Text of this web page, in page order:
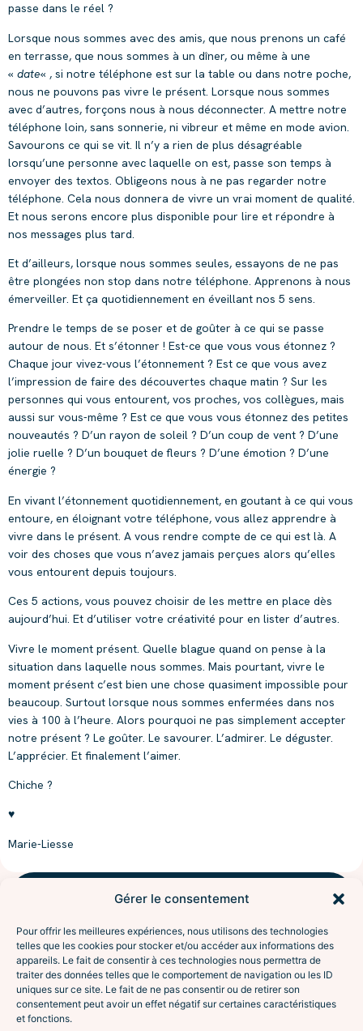
Gérer le consentement
Pour offrir les meilleures expériences, nous utilisons des technologies
telles que les cookies pour stocker et/ou accéder aux informations des
appareils. Le fait de consentir à ces technologies nous permettra de
traiter des données telles que le comportement de navigation ou les ID
uniques sur ce site. Le fait de ne pas consentir ou de retirer son
consentement peut avoir un effet négatif sur certaines caractéristiques
et fonctions.
passe dans le réel ?
Lorsque nous sommes avec des amis, que nous prenons un café
en terrasse, que nous sommes à un dîner, ou même à une
« date« , si notre téléphone est sur la table ou dans notre poche,
nous ne pouvons pas vivre le présent. Lorsque nous sommes
avec d’autres, forçons nous à nous déconnecter. A mettre notre
téléphone loin, sans sonnerie, ni vibreur et même en mode avion.
Savourons ce qui se vit. Il n’y a rien de plus désagréable
lorsqu’une personne avec laquelle on est, passe son temps à
envoyer des textos. Obligeons nous à ne pas regarder notre
téléphone. Cela nous donnera de vivre un vrai moment de qualité.
Et nous serons encore plus disponible pour lire et répondre à
nos messages plus tard.
Et d’ailleurs, lorsque nous sommes seules, essayons de ne pas
être plongées non stop dans notre téléphone. Apprenons à nous
émerveiller. Et ça quotidiennement en éveillant nos 5 sens.
Prendre le temps de se poser et de goûter à ce qui se passe
autour de nous. Et s’étonner ! Est-ce que vous vous étonnez ?
Chaque jour vivez-vous l’étonnement ? Est ce que vous avez
l’impression de faire des découvertes chaque matin ? Sur les
personnes qui vous entourent, vos proches, vos collègues, mais
aussi sur vous-même ? Est ce que vous vous étonnez des petites
nouveautés ? D’un rayon de soleil ? D’un coup de vent ? D’une
jolie ruelle ? D’un bouquet de fleurs ? D’une émotion ? D’une
énergie ?
En vivant l’étonnement quotidiennement, en goutant à ce qui vous
entoure, en éloignant votre téléphone, vous allez apprendre à
vivre dans le présent. A vous rendre compte de ce qui est là. A
voir des choses que vous n’avez jamais perçues alors qu’elles
vous entourent depuis toujours.
Ces 5 actions, vous pouvez choisir de les mettre en place dès
aujourd’hui. Et d’utiliser votre créativité pour en lister d’autres.
Vivre le moment présent. Quelle blague quand on pense à la
situation dans laquelle nous sommes. Mais pourtant, vivre le
moment présent c’est bien une chose quasiment impossible pour
beaucoup. Surtout lorsque nous sommes enfermées dans nos
vies à 100 à l’heure. Alors pourquoi ne pas simplement accepter
notre présent ? Le goûter. Le savourer. L’admirer. Le déguster.
L’apprécier. Et finalement l’aimer.
Chiche ?
♥
Marie-Liesse
Sésame
De l’attente à la vraie
rencontre. Coaching en
relation amoureuse, pour
Accompagnements
À propos
Interventions
Le programme Excursion
Contact
SUIVRE